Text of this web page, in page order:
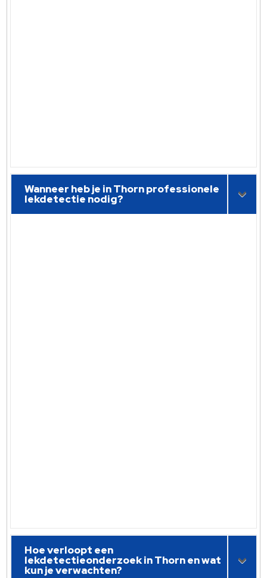
Wanneer heb je in Thorn professionele
lekdetectie nodig?
Hoe verloopt een
lekdetectieonderzoek in Thorn en wat
kun je verwachten?